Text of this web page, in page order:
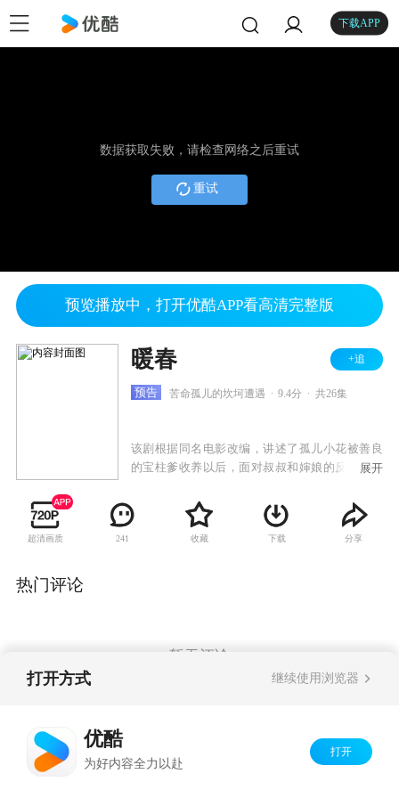
下载APP
数据获取失败，请检查网络之后重试
重试
预览播放中，打开优酷APP看高清完整版
暖春 +追
预告 苦命孤儿的坎坷遭遇 9.4分 共26集
该剧根据同名电影改编，讲述了孤儿小花被善良
的宝柱爹收养以后，面对叔叔和婶娘的反对，她
大成人后的她选择做一名乡村教师回报家乡的故
事。
展开
超清画质 241 收藏 下载 分享
热门评论
暂无评论
打开方式 继续使用浏览器
优酷
为好内容全力以赴
打开